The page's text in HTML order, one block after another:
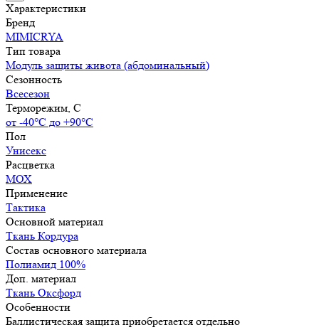
Характеристики
Бренд
MIMICRYA
Тип товара
Модуль защиты живота (абдоминальный)
Сезонность
Всесезон
Терморежим, C
от -40°С до +90°С
Пол
Унисекс
Расцветка
МОХ
Применение
Тактика
Основной материал
Ткань Кордура
Состав основного материала
Полиамид 100%
Доп. материал
Ткань Оксфорд
Особенности
Баллистическая защита приобретается отдельно